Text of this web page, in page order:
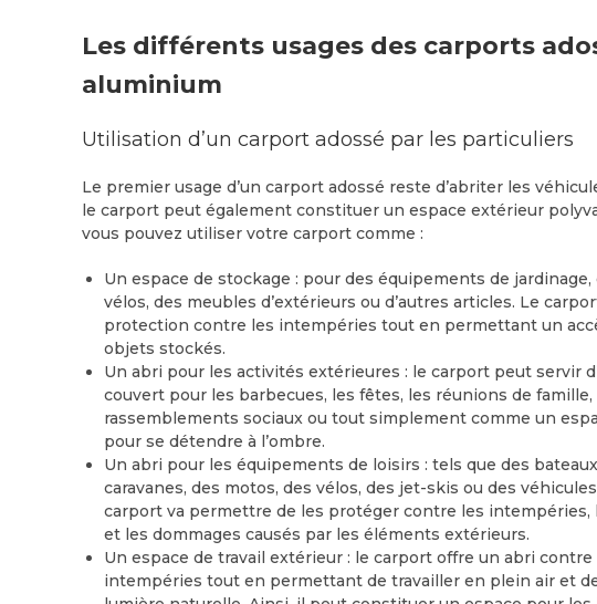
Les différents usages des carports
aluminium
Utilisation d’un carport adossé par les particuliers
Le premier usage d’un carport adossé reste d’abriter les
le carport peut également constituer un espace extérieur
vous pouvez utiliser votre carport comme :
Un espace de stockage : pour des équipements de jardinage,
vélos, des meubles d’extérieurs ou d’autres articles. Le
protection contre les intempéries tout en permettant un
objets stockés.
Un abri pour les activités extérieures : le carport peut servir
couvert pour les barbecues, les fêtes, les réunions de famille,
rassemblements sociaux ou tout simplement comme un
pour se détendre à l’ombre.
Un abri pour les équipements de loisirs : tels que des
caravanes, des motos, des vélos, des jet-skis ou des
carport va permettre de les protéger contre les intempéries,
et les dommages causés par les éléments extérieurs.
Un espace de travail extérieur : le carport offre un abri contre
intempéries tout en permettant de travailler en plein air et